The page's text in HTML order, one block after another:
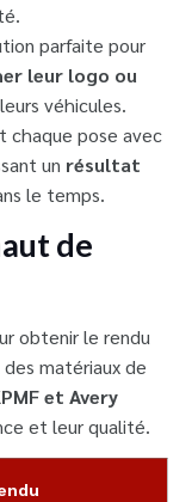
parfaite pour
leur logo ou
véhicules.
chaque pose avec
un résultat
le temps.
de
obtenir le rendu
matériaux de
et Avery
et leur qualité.